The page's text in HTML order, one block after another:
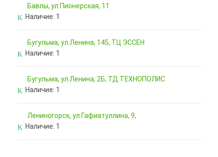
Бавлы, ул.Пионерская, 11
Наличие: 1
Бугульма, ул.Ленина, 145, ТЦ ЭССЕН
Наличие: 1
Бугульма, ул.Ленина, 2Б, ТД ТЕХНОПОЛИС
Наличие: 1
Лениногорск, ул.Гафиатуллина, 9,
Наличие: 1